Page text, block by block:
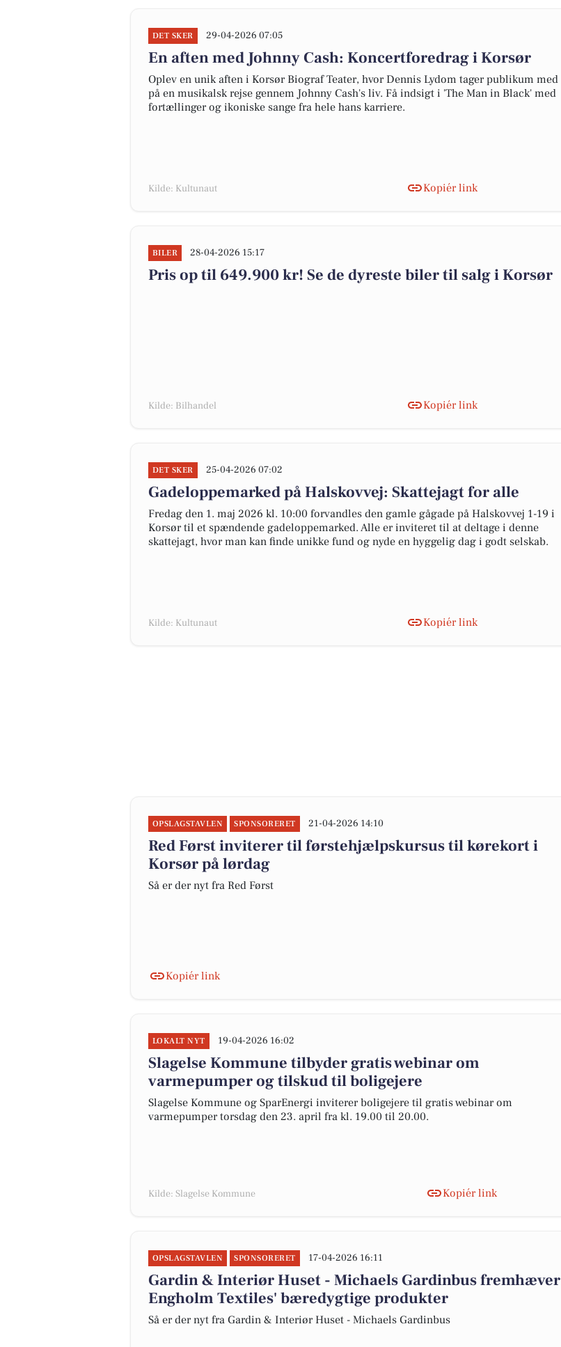
DET SKER 29-04-2026 07:05
En aften med Johnny Cash: Koncertforedrag i Korsør
Oplev en unik aften i Korsør Biograf Teater, hvor Dennis Lydom tager publikum med
på en musikalsk rejse gennem Johnny Cash's liv. Få indsigt i 'The Man in Black' med
fortællinger og ikoniske sange fra hele hans karriere.
Kilde: Kultunaut Kopiér link
BILER 28-04-2026 15:17
Pris op til 649.900 kr! Se de dyreste biler til salg i Korsør
Kilde: Bilhandel Kopiér link
DET SKER 25-04-2026 07:02
Gadeloppemarked på Halskovvej: Skattejagt for alle
Fredag den 1. maj 2026 kl. 10:00 forvandles den gamle gågade på Halskovvej 1-19 i
Korsør til et spændende gadeloppemarked. Alle er inviteret til at deltage i denne
skattejagt, hvor man kan finde unikke fund og nyde en hyggelig dag i godt selskab.
Kilde: Kultunaut Kopiér link
OPSLAGSTAVLEN SPONSORERET 21-04-2026 14:10
Red Først inviterer til førstehjælpskursus til kørekort i
Korsør på lørdag
Så er der nyt fra Red Først
Kopiér link
LOKALT NYT 19-04-2026 16:02
Slagelse Kommune tilbyder gratis webinar om
varmepumper og tilskud til boligejere
Slagelse Kommune og SparEnergi inviterer boligejere til gratis webinar om
varmepumper torsdag den 23. april fra kl. 19.00 til 20.00.
Kilde: Slagelse Kommune Kopiér link
OPSLAGSTAVLEN SPONSORERET 17-04-2026 16:11
Gardin & Interiør Huset - Michaels Gardinbus fremhæver
Engholm Textiles' bæredygtige produkter
Så er der nyt fra Gardin & Interiør Huset - Michaels Gardinbus